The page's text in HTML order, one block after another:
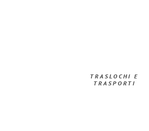
TRASLOCHI E
TRASPORTI​